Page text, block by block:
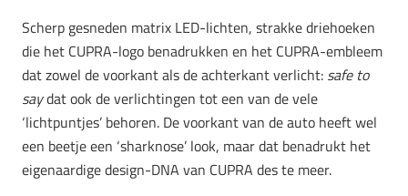
Scherp gesneden matrix LED-lichten, strakke driehoeken
die het CUPRA-logo benadrukken en het CUPRA-embleem
dat zowel de voorkant als de achterkant verlicht: safe to
saydat ook de verlichtingen tot een van de vele
‘lichtpuntjes’ behoren. De voorkant van de auto heeft wel
een beetje een ‘sharknose’ look, maar dat benadrukt het
eigenaardige design-DNA van CUPRA des te meer.